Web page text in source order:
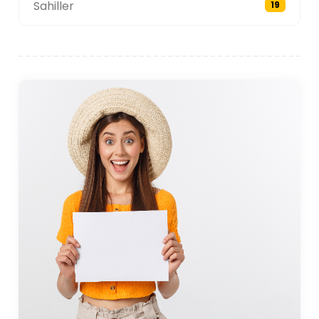
yapmaktadır. Kasabadaki diğer olanaklar arasında
Su Sporları ve Aktiviteleri
Ayvalık'ın sahil konumu burayı popüler kılmaktadır. su
sporları ve açık hava etkinliklerinin adresi. Kasaba,
yüzmek ve güneşlenmek için mükemmel olan altın
rengi kumları ve berrak suları olan güzel plajlarıyla
tanınır. Bölgedeki en popüler plajlardan bazıları
arasında şezlong, şemsiye ve sahil kafelerinin
bulunduğu Sarımsaklı Plajı ve Badavut Plajı
bulunmaktadır. Bu plajlar aileler ve deniz kenarında
dinlenmek isteyenler için idealdir.
Daha maceracı gezginler için Ayvalık'ta rüzgar sörfü,
kiteboard, paddleboard ve jet ski gibi çeşitli su
Sahiller 19